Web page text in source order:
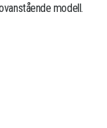
modell.